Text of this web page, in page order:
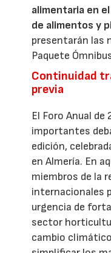
alimentaria en
de alimentos y
presentarán las
Paquete
Continuidad
previa
El Foro Anual
importantes
edición,
en Almería. En
miembros de la
internacionales
urgencia de
sector
cambio